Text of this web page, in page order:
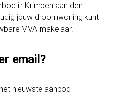
in Krimpen aan den
jouw droomwoning kunt
MVA-makelaar.
email?
nieuwste aanbod